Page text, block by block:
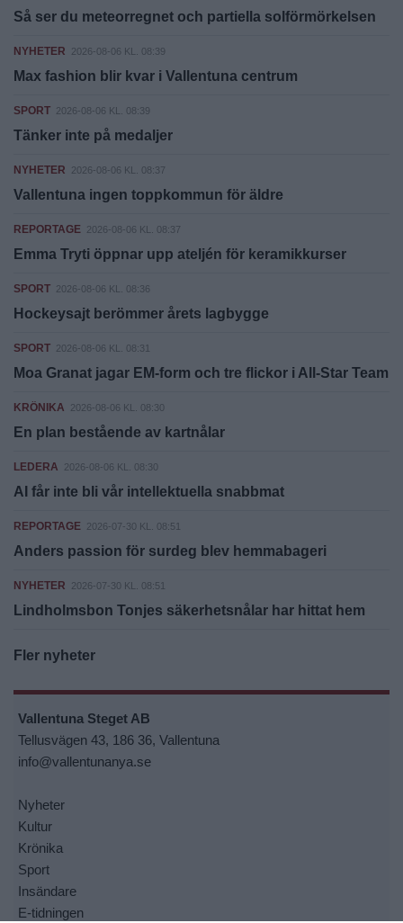
Så ser du meteorregnet och partiella solförmörkelsen
NYHETER 2026-08-06 KL. 08:39
Max fashion blir kvar i Vallentuna centrum
SPORT 2026-08-06 KL. 08:39
Tänker inte på medaljer
NYHETER 2026-08-06 KL. 08:37
Vallentuna ingen toppkommun för äldre
REPORTAGE 2026-08-06 KL. 08:37
Emma Tryti öppnar upp ateljén för keramikkurser
SPORT 2026-08-06 KL. 08:36
Hockeysajt berömmer årets lagbygge
SPORT 2026-08-06 KL. 08:31
Moa Granat jagar EM-form och tre flickor i All-Star Team
KRÖNIKA 2026-08-06 KL. 08:30
En plan bestående av kartnålar
LEDERA 2026-08-06 KL. 08:30
AI får inte bli vår intellektuella snabbmat
REPORTAGE 2026-07-30 KL. 08:51
Anders passion för surdeg blev hemmabageri
NYHETER 2026-07-30 KL. 08:51
Lindholmsbon Tonjes säkerhetsnålar har hittat hem
Fler nyheter
Vallentuna Steget AB
Tellusvägen 43, 186 36, Vallentuna
info@vallentunanya.se
Nyheter
Kultur
Krönika
Sport
Insändare
E-tidningen